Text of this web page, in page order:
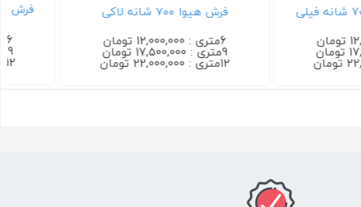
شانه روناسی
فرش ترمه ۷۰۰ شانه سرمه ای
6متری : 12,000,000 تومان
9متری : 17,500,000 تومان
12متری : 22,000,000 تومان